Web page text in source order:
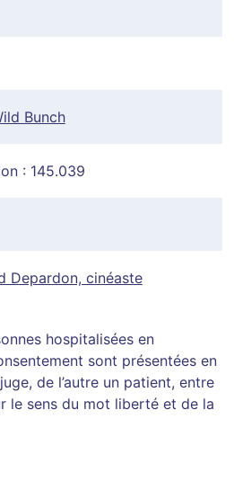
Bunch
: 145.039
Depardon, cinéaste
hospitalisées en
sont présentées en
de l’autre un patient, entre
le sens du mot liberté et de la